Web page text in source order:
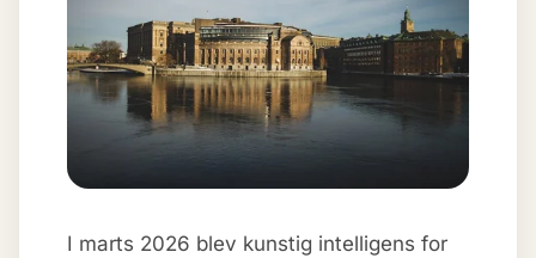
I marts 2026 blev kunstig intelligens for